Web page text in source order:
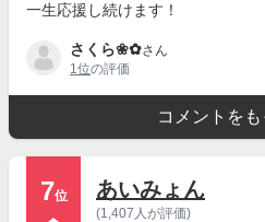
一生応援し続けます！
さくら❀✿さん
1位の評価
コメントを
7位 あいみょん
(1,407人が評価)